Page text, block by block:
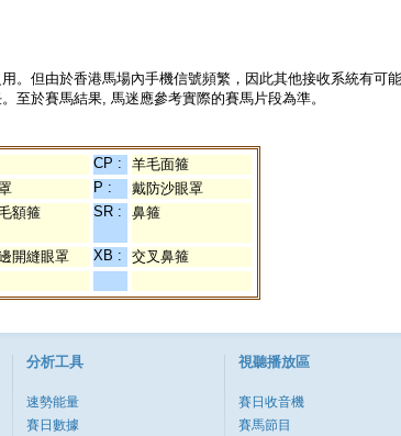
。但由於香港馬場內手機信號頻繁，因此其他接收系統有可
至於賽馬結果, 馬迷應參考實際的賽馬片段為準。
CP :
羊毛面箍
P :
戴防沙眼罩
額箍 SR : 鼻箍
開縫眼罩 XB :
交叉鼻箍
分析工具
速勢能量
賽日數據
視聽播放區
賽日收音機
賽馬節目